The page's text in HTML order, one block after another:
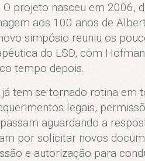
O projeto nasceu em 2006,
aos 100 anos de
simpósio reuniu os
do LSD, com
tempo depois.
tem se tornado rotina em
legais,
aguardando a
por solicitar novos
e autorização para